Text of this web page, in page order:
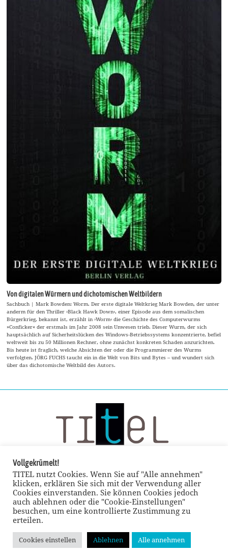
Von digitalen Würmern und dichotomischen Weltbildern
Sachbuch | Mark Bowden: Worm. Der erste digitale Weltkrieg Mark Bowden, der unter
anderm für den Thriller ›Black Hawk Down‹, einer Episode aus dem somalischen
Bürgerkrieg, bekannt ist, erzählt in ›Worm‹ die Geschichte des Computerwurms
»Conficker« der erstmals im Jahr 2008 sein Unwesen trieb. Dieser Wurm, der sich
hauptsächlich auf Sicherheitslücken des Windows-Betriebssystems konzentrierte, befiel
weltweit bis zu 50 Millionen Rechner, ohne zunächst konkreten Schaden anzurichten.
Bis heute ist fraglich, welche Absichten der oder die Programmierer des Wurms
verfolgten. JÖRG FUCHS taucht ein in die Welt von Bits und Bytes – und wundert sich
über das dichotomische Weltbild des Autors.
© TITEL kulturmagazin 2022
Vollgekrümelt!
TITEL nutzt Cookies. Wenn Sie auf "Alle annehmen"
klicken, erklären Sie sich mit der Verwendung aller
Cookies einverstanden. Sie können Cookies jedoch
auch ablehnen oder die "Cookie-Einstellungen"
besuchen, um eine kontrollierte Zustimmung zu
erteilen.
Cookies einstellen Ablehnen Alle annehmen